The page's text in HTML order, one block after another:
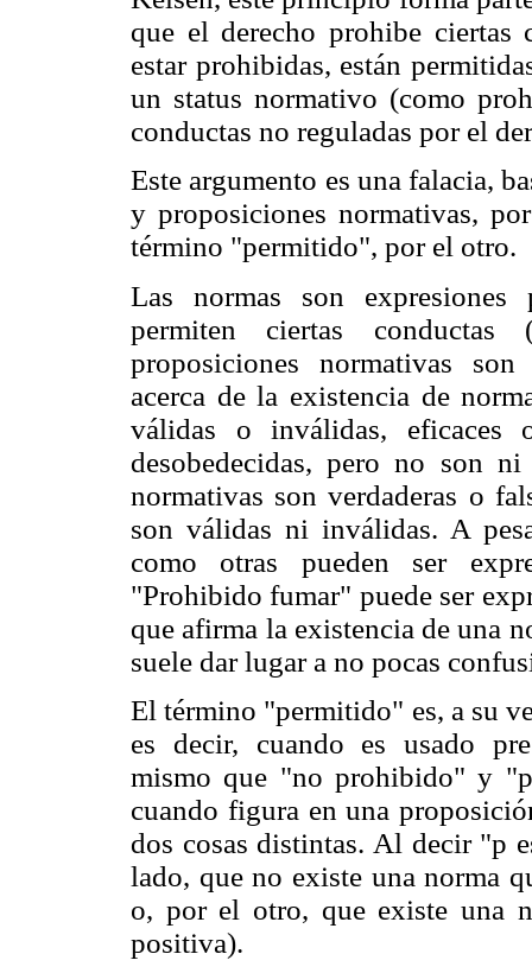
que el derecho prohibe ciertas
estar prohibidas, están
un status normativo (como
conductas no reguladas por el
Este argumento es una falacia,
y proposiciones normativas,
término "permitido", por el otro.
Las normas son
permiten ciertas conductas
proposiciones normativas
acerca de la existencia de
válidas o inválidas, eficaces
desobedecidas, pero no son
normativas son verdaderas o
son válidas ni inválidas. A
como otras pueden ser
"Prohibido fumar" puede ser
que afirma la existencia de una
suele dar lugar a no pocas
El término "permitido" es, a su
es decir, cuando es usado
mismo que "no prohibido" y
cuando figura en una
dos cosas distintas. Al decir "p
lado, que no existe una norma
o, por el otro, que existe una
positiva).